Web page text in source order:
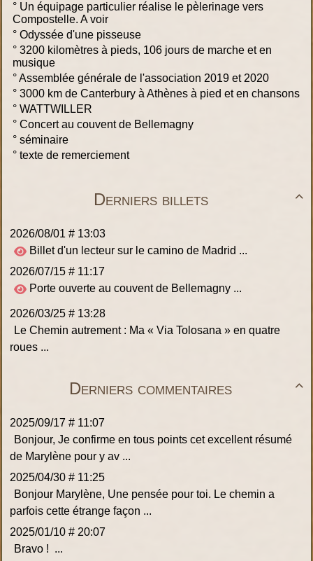
° Un équipage particulier réalise le pèlerinage vers
Compostelle. A voir
° Odyssée d'une pisseuse
° 3200 kilomètres à pieds, 106 jours de marche et en
musique
°Assemblée générale de l'association 2019 et 2020
° 3000 km de Canterbury à Athènes à pied et en chansons
° WATTWILLER
° Concert au couvent de Bellemagny
° séminaire
° texte de remerciement

Derniers billets
2026/08/01 # 13:03
Billet d'un lecteur sur le camino de Madrid ...
2026/07/15 # 11:17
Porte ouverte au couvent de Bellemagny ...
2026/03/25 # 13:28
Le Chemin autrement : Ma « Via Tolosana » en quatre
roues ...

Derniers commentaires
2025/09/17 # 11:07
Bonjour, Je confirme en tous points cet excellent résumé
de Marylène pour y av ...
2025/04/30 # 11:25
Bonjour Marylène, Une pensée pour toi. Le chemin a
parfois cette étrange façon ...
2025/01/10 # 20:07
Bravo ! ...